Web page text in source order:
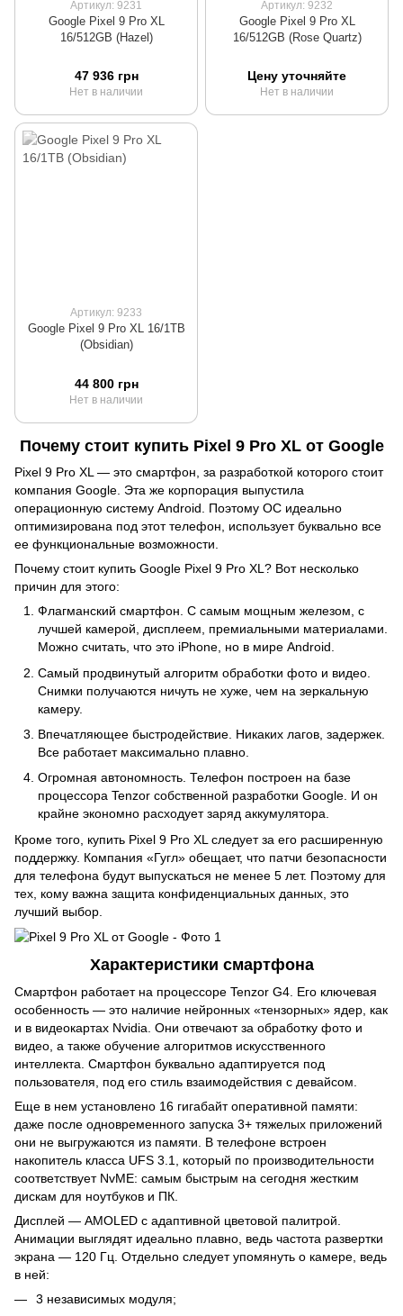
Артикул: 9231
Google Pixel 9 Pro XL
16/512GB (Hazel)
47 936 грн
Нет в наличии
Артикул: 9232
Google Pixel 9 Pro XL
16/512GB (Rose Quartz)
Цену уточняйте
Нет в наличии
Артикул: 9233
Google Pixel 9 Pro XL 16/1TB
(Obsidian)
44 800 грн
Нет в наличии
Почему стоит купить Pixel 9 Pro XL от Google
Pixel 9 Pro XL — это смартфон, за разработкой которого стоит
компания Google. Эта же корпорация выпустила
операционную систему Android. Поэтому ОС идеально
оптимизирована под этот телефон, использует буквально все
ее функциональные возможности.
Почему стоит купить Google Pixel 9 Pro XL? Вот несколько
причин для этого:
Флагманский смартфон. С самым мощным железом, с
лучшей камерой, дисплеем, премиальными материалами.
Можно считать, что это iPhone, но в мире Android.
Самый продвинутый алгоритм обработки фото и видео.
Снимки получаются ничуть не хуже, чем на зеркальную
камеру.
Впечатляющее быстродействие. Никаких лагов, задержек.
Все работает максимально плавно.
Огромная автономность. Телефон построен на базе
процессора Tenzor собственной разработки Google. И он
крайне экономно расходует заряд аккумулятора.
Кроме того, купить Pixel 9 Pro XL следует за его расширенную
поддержку. Компания «Гугл» обещает, что патчи безопасности
для телефона будут выпускаться не менее 5 лет. Поэтому для
тех, кому важна защита конфиденциальных данных, это
лучший выбор.
Характеристики смартфона
Смартфон работает на процессоре Tenzor G4. Его ключевая
особенность — это наличие нейронных «тензорных» ядер, как
и в видеокартах Nvidia. Они отвечают за обработку фото и
видео, а также обучение алгоритмов искусственного
интеллекта. Смартфон буквально адаптируется под
пользователя, под его стиль взаимодействия с девайсом.
Еще в нем установлено 16 гигабайт оперативной памяти:
даже после одновременного запуска 3+ тяжелых приложений
они не выгружаются из памяти. В телефоне встроен
накопитель класса UFS 3.1, который по производительности
соответствует NvME: самым быстрым на сегодня жестким
дискам для ноутбуков и ПК.
Дисплей — AMOLED с адаптивной цветовой палитрой.
Анимации выглядят идеально плавно, ведь частота развертки
экрана — 120 Гц. Отдельно следует упомянуть о камере, ведь
в ней:
3 независимых модуля;